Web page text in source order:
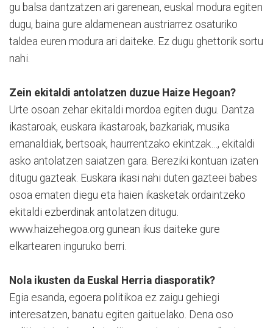
gu balsa dantzatzen ari garenean, euskal modura egiten
dugu, baina gure aldamenean austriarrez osaturiko
taldea euren modura ari daiteke. Ez dugu ghettorik sortu
nahi.
Zein ekitaldi antolatzen duzue Haize Hegoan?
Urte osoan zehar ekitaldi mordoa egiten dugu. Dantza
ikastaroak, euskara ikastaroak, bazkariak, musika
emanaldiak, bertsoak, haurrentzako ekintzak…, ekitaldi
asko antolatzen saiatzen gara. Bereziki kontuan izaten
ditugu gazteak. Euskara ikasi nahi duten gazteei babes
osoa ematen diegu eta haien ikasketak ordaintzeko
ekitaldi ezberdinak antolatzen ditugu.
www.haizehegoa.org gunean ikus daiteke gure
elkartearen inguruko berri.
Nola ikusten da Euskal Herria diasporatik?
Egia esanda, egoera politikoa ez zaigu gehiegi
interesatzen, banatu egiten gaituelako. Dena oso